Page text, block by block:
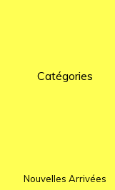
Catégories
Nouvelles Arrivées